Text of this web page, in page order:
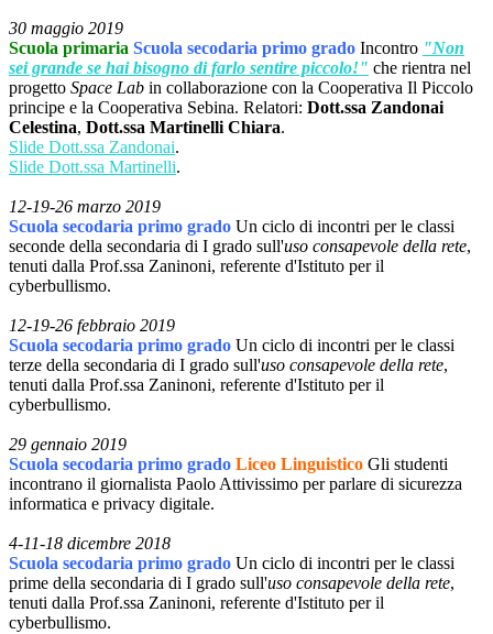
30 maggio 2019
Scuola primaria Scuola secodaria primo grado Incontro "Non
sei grande se hai bisogno di farlo sentire piccolo!" che rientra nel
progetto Space Lab in collaborazione con la Cooperativa Il Piccolo
principe e la Cooperativa Sebina. Relatori: Dott.ssa Zandonai
Celestina, Dott.ssa Martinelli Chiara.
Slide Dott.ssa Zandonai.
Slide Dott.ssa Martinelli.
12-19-26 marzo 2019
Scuola secodaria primo grado Un ciclo di incontri per le classi
seconde della secondaria di I grado sull'uso consapevole della rete,
tenuti dalla Prof.ssa Zaninoni, referente d'Istituto per il
cyberbullismo.
12-19-26 febbraio 2019
Scuola secodaria primo grado Un ciclo di incontri per le classi
terze della secondaria di I grado sull'uso consapevole della rete,
tenuti dalla Prof.ssa Zaninoni, referente d'Istituto per il
cyberbullismo.
29 gennaio 2019
Scuola secodaria primo grado Liceo Linguistico Gli studenti
incontrano il giornalista Paolo Attivissimo per parlare di sicurezza
informatica e privacy digitale.
4-11-18 dicembre 2018
Scuola secodaria primo grado Un ciclo di incontri per le classi
prime della secondaria di I grado sull'uso consapevole della rete,
tenuti dalla Prof.ssa Zaninoni, referente d'Istituto per il
cyberbullismo.